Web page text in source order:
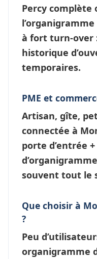
Percy complète
à fort turn-over
historique
temporaires.
PME et
Artisan, gîte,
connectée à
porte d’entrée
d’
souvent tout le
Que choisir à
?
Peu
organigramme